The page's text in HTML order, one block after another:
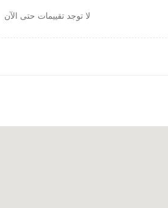
لا توجد تقييمات حتى الآن